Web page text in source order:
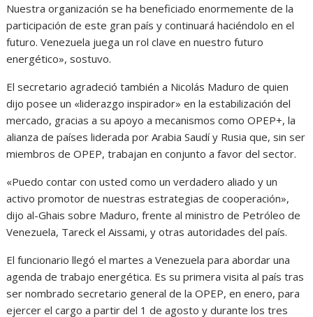
Nuestra organización se ha beneficiado enormemente de la
participación de este gran país y continuará haciéndolo en el
futuro. Venezuela juega un rol clave en nuestro futuro
energético», sostuvo.
El secretario agradeció también a Nicolás Maduro de quien
dijo posee un «liderazgo inspirador» en la estabilización del
mercado, gracias a su apoyo a mecanismos como OPEP+, la
alianza de países liderada por Arabia Saudí y Rusia que, sin ser
miembros de OPEP, trabajan en conjunto a favor del sector.
«Puedo contar con usted como un verdadero aliado y un
activo promotor de nuestras estrategias de cooperación»,
dijo al-Ghais sobre Maduro, frente al ministro de Petróleo de
Venezuela, Tareck el Aissami, y otras autoridades del país.
El funcionario llegó el martes a Venezuela para abordar una
agenda de trabajo energética. Es su primera visita al país tras
ser nombrado secretario general de la OPEP, en enero, para
ejercer el cargo a partir del 1 de agosto y durante los tres